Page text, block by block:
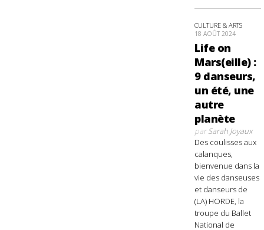
CULTURE & ARTS
18 AOÛT 2024
Life on
Mars(eille) :
9 danseurs,
un été, une
autre
planète
parSarah Joyaux
Des coulisses aux
calanques,
bienvenue dans la
vie des danseuses
et danseurs de
(LA) HORDE, la
troupe du Ballet
National de